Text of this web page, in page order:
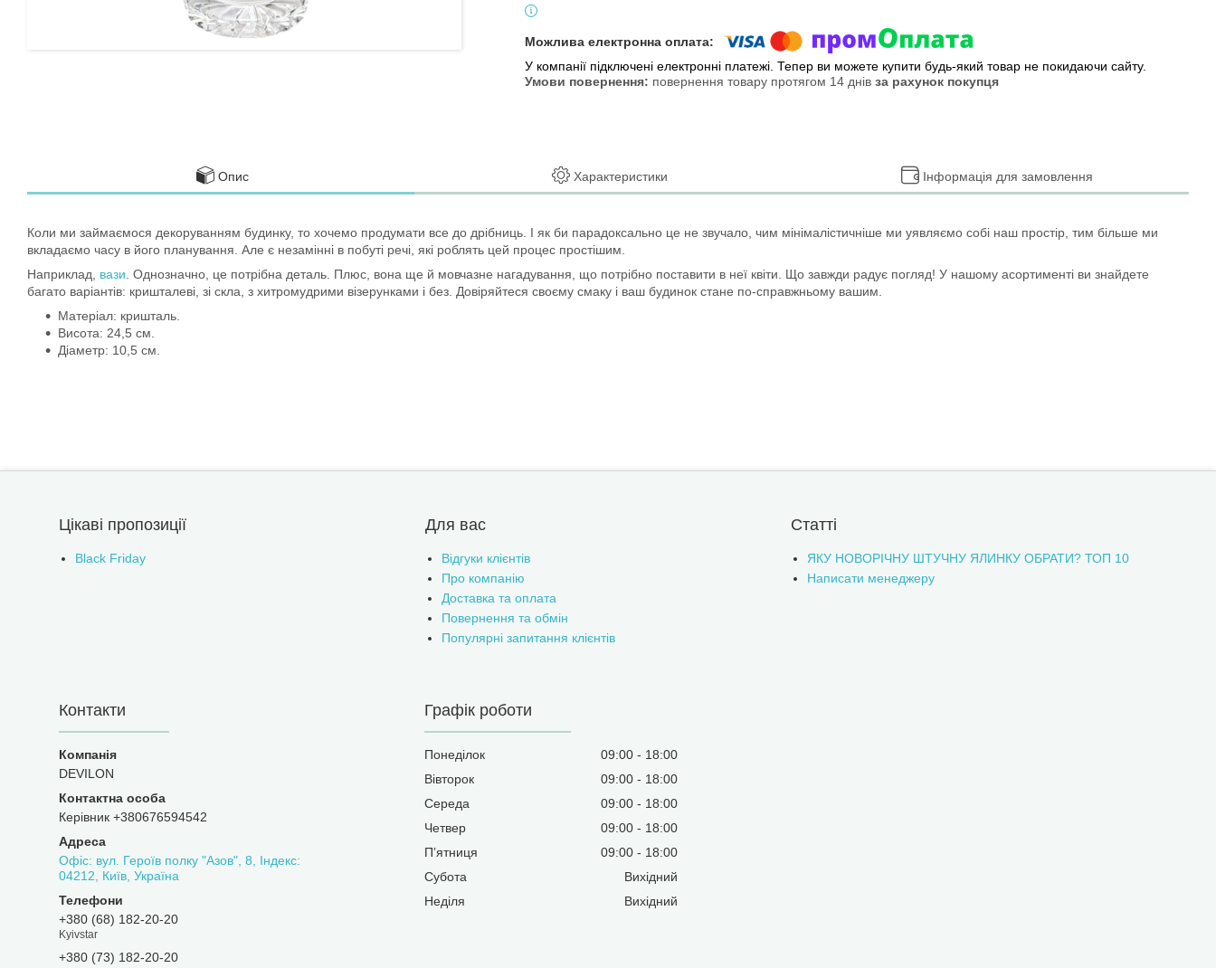
У компанії підключені електронні платежі. Тепер ви можете купити будь-який товар не покидаючи сайту.
повернення товару протягом 14 днів за рахунок покупця
Опис Характеристики Інформація для замовлення
Коли ми займаємося декоруванням будинку, то хочемо продумати все до дрібниць. І як би парадоксально це не звучало, чим мінімалістичніше ми уявляємо собі наш простір, тим більше ми
вкладаємо часу в його планування. Але є незамінні в побуті речі, які роблять цей процес простішим.
Наприклад, вази . Однозначно, це потрібна деталь. Плюс, вона ще й мовчазне нагадування, що потрібно поставити в неї квіти. Що завжди радує погляд! У нашому асортименті ви знайдете
багато варіантів: кришталеві, зі скла, з хитромудрими візерунками і без. Довіряйтеся своєму смаку і ваш будинок стане по-справжньому вашим.
Матеріал: кришталь.
Висота: 24,5 см.
Діаметр: 10,5 см.
Цікаві пропозиції
Black Friday
Для вас
Відгуки клієнтів
Про компанію
Доставка та оплата
Повернення та обмін
Популярні запитання клієнтів
Статті
ЯКУ НОВОРІЧНУ ШТУЧНУ ЯЛИНКУ ОБРАТИ? ТОП 10
Написати менеджеру
Контакти
DEVILON
Керівник +380676594542
Офіс: вул. Героїв полку "Азов", 8, Індекс:
04212, Київ, Україна
+380 (68) 182-20-20
Kyivstar
+380 (73) 182-20-20
Графік роботи
Понеділок 09:00
18:00
Вівторок
09:00
18:00
Середа
09:00
18:00
Четвер
09:00
18:00
Пʼятниця
09:00
18:00
Субота
Вихідний
Неділя
Вихідний